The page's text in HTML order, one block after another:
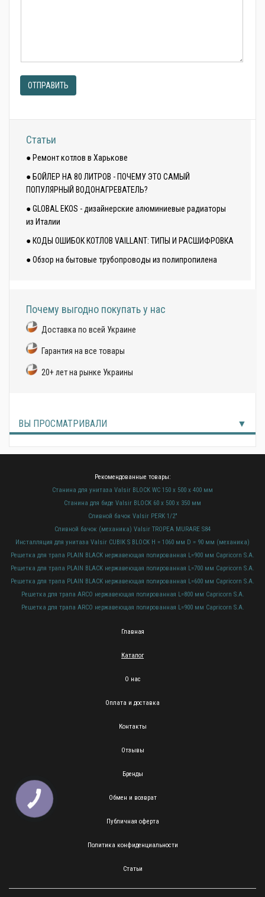
ОТПРАВИТЬ
Статьи
● Ремонт котлов в Харькове
● БОЙЛЕР НА 80 ЛИТРОВ - ПОЧЕМУ ЭТО САМЫЙ
ПОПУЛЯРНЫЙ ВОДОНАГРЕВАТЕЛЬ?
● GLOBAL EKOS - дизайнерские алюминиевые радиаторы
из Италии
● КОДЫ ОШИБОК КОТЛОВ VAILLANT: ТИПЫ И РАСШИФРОВКА
● Обзор на бытовые трубопроводы из полипропилена
Почему выгодно покупать у нас
Доставка по всей Украине
Гарантия на все товары
20+ лет на рынке Украины
ВЫ ПРОСМАТРИВАЛИ
Рекомендованные товары:
Станина для унитаза Valsir BLOCK WC 150 x 500 x 400 мм
Станина для биде Valsir BLOCK 60 x 500 x 350 мм
Сливной бачок Valsir PERK 1/2"
Сливной бачок (механика) Valsir TROPEA MURARE S84
Инсталляция для унитаза Valsir CUBIK S BLOCK H = 1060 мм D = 90 мм (механика)
Решетка для трапа PLAIN BLACK нержавеющая полированная L=900 мм Capricorn S.A.
Решетка для трапа PLAIN BLACK нержавеющая полированная L=700 мм Capricorn S.A.
Решетка для трапа PLAIN BLACK нержавеющая полированная L=600 мм Capricorn S.A.
Решетка для трапа ARCO нержавеющая полированная L=800 мм Capricorn S.A.
Решетка для трапа ARCO нержавеющая полированная L=900 мм Capricorn S.A.
Главная
Каталог
О нас
Оплата и доставка
Контакты
Отзывы
Бренды
Обмен и возврат
Публичная оферта
Политика конфиденциальности
Статьи
КНОПКА
ЗВ'ЯЗКУ